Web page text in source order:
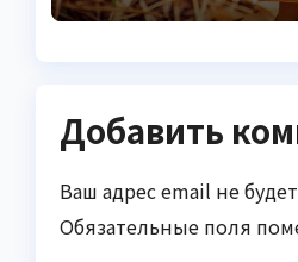
Добавить
Ваш адрес email не
Обязательные поля